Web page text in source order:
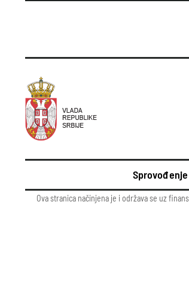
Sprovođenje
Ova stranica načinjena je i održava se uz